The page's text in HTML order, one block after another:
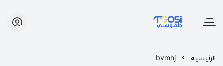
طقوسي | TGOSI
الرئيسية bvmhj